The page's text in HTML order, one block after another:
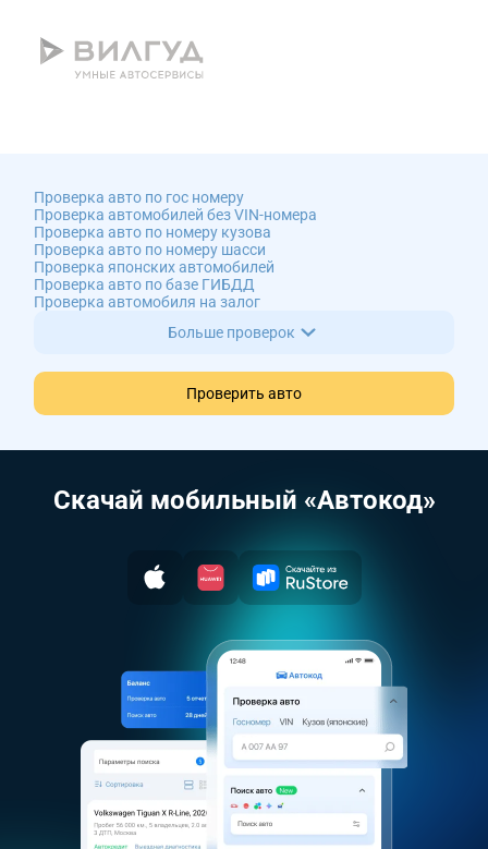
Проверка авто по гос номеру
Проверка автомобилей без VIN-номера
Проверка авто по номеру кузова
Проверка авто по номеру шасси
Проверка японских автомобилей
Проверка авто по базе ГИБДД
Проверка автомобиля на залог
Больше проверок
Проверить авто
Скачай мобильный «Автокод»